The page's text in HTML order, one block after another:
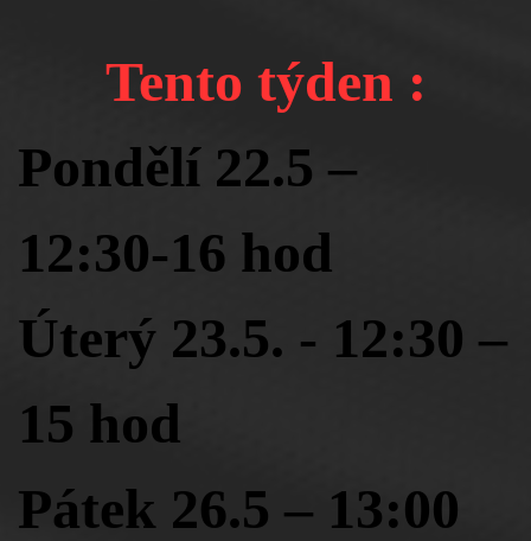
Tento týden :
Pondělí 22.5 –
12:30-16 hod
Úterý 23.5. - 12:30 –
15 hod
Pátek 26.5 – 13:00